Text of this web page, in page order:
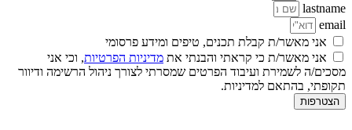
lastname
email
אני מאשר/ת קבלת תכנים, טיפים ומידע פרסומי
אני מאשר/ת כי קראתי והבנתי את מדיניות הפרטיות, וכי אני
מסכים/ה לשמירת ועיבוד הפרטים שמסרתי לצורך ניהול הרשימה ודיוור
תקופתי, בהתאם למדיניות.
הצטרפות